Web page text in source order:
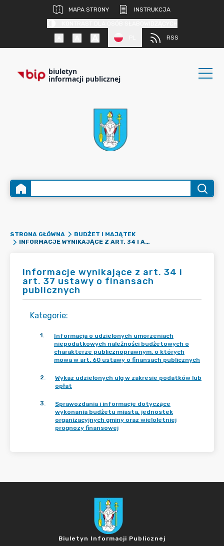
MAPA STRONY
INSTRUKCJA
RSS
biuletyn
informacji publicznej
STRONA GŁÓWNA
BUDŻET I MAJĄTEK
INFORMACJE WYNIKAJĄCE Z ART. 34 I ART. 37 USTAWY O FINANSACH PUBLICZNYCH
Informacje wynikające z art. 34 i
art. 37 ustawy o finansach
publicznych
Kategorie:
1.
Informacja o udzielonych umorzeniach
niepodatkowych należności budżetowych o
charakterze publicznoprawnym, o których
mowa w art. 60 ustawy o finansach publicznych
2.
Wykaz udzielonych ulg w zakresie podatków lub
opłat
3.
Sprawozdania i informacje dotyczące
wykonania budżetu miasta, jednostek
organizacyjnych gminy oraz wieloletniej
prognozy finansowej
Biuletyn Informacji Publicznej